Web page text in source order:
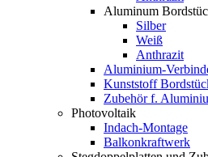
Aluminum
Silber
Weiß
Anthrazit
Aluminium-
Kunststoff
Zubehör f.
Photovoltaik
Indach-Montage
Balkonkraftwerk